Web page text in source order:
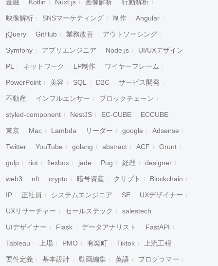
金融 Kotlin Nuxt.js 画像解析 行動解析
映像解析 SNSマーケティング 制作 Angular
jQuery GitHub 業務改善 アウトソーシング
Symfony アプリエンジニア Node.js UI/UXデザイン
PL ネットワーク LP制作 ワイヤーフレーム
PowerPoint 美容 SQL D2C サービス開発
不動産 インフルエンサー ブロックチェーン
styled-component NestJS EC-CUBE ECCUBE
東京 Mac Lambda リーダー google Adsense
Twitter YouTube golang abstract ACF Grunt
gulp riot flexbox jade Pug 経理 designer
web3 nft crypto 暗号資産 クリプト Blockchain
IP 正社員 システムエンジニア SE UXデザイナー
UXリサーチャー セールステック salestech
UIデザイナー Flask データアナリスト FastAPI
Tableau 上場 PMO 有楽町 Tiktok 上流工程
要件定義 基本設計 動画編集 英語 プログラマー